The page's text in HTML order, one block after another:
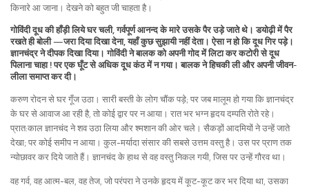
किनारे आ जाना। देखने को बहुत जी चाहता है।
गोविंदी दूध की हाँड़ी लिये घर चली, गर्वपूर्ण आनन्द के मारे उसके पैर उड़े जाते थे। डयोढ़ी में पैर
रखते ही बोली —जरा दिया दिखा देना, यहाँ कुछ सुझायी नहीं देता। ऐसा न हो कि दूध गिर पड़े।
ज्ञानचंद्र ने दीपक दिखा दिया। गोविंदी ने बालक को अपनी गोद में लिटा कर कटोरी से दूध
पिलाना चाहा ! पर एक घूँट से अधिक दूध कंठ में न गया। बालक ने हिचकी ली और अपनी जीवन-
लीला समाप्त कर दी।
करुण रोदन से घर गूँज उठा। सारी बस्ती के लोग चौंक पड़े; पर जब मालूम हो गया कि ज्ञानचंद्र
के घर से आवाज आ रही है, तो कोई द्वार पर न आया। रात भर भग्न हृदय दम्पति रोते रहे।
प्रात:काल ज्ञानचंद ने शव उठा लिया और श्मशान की ओर चले। सैकड़ों आदमियों ने उन्हें जाते
देखा; पर कोई समीप न आया। कुल-मर्यादा संसार की सबसे उत्तम वस्तु है। उस पर प्राण तक
न्योछावर कर दिये जाते हैं। ज्ञानचंद के हाथ से वह वस्तु निकल गयी, जिस पर उन्हें गौरव था।
वह गर्व, वह आत्म-बल, वह तेज, जो परंपरा ने उनके हृदय में कूट-कूट कर भर दिया था, उसका